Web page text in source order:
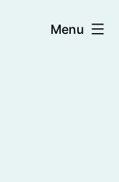
Menu